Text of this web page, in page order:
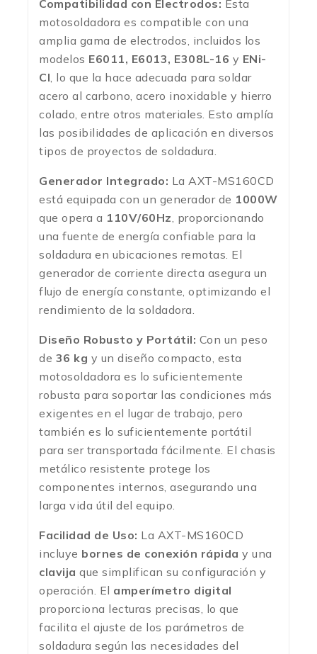
Compatibilidad con Electrodos: Esta
motosoldadora es compatible con una
amplia gama de electrodos, incluidos los
modelos E6011, E6013, E308L-16 y ENi-
CI, lo que la hace adecuada para soldar
acero al carbono, acero inoxidable y hierro
colado, entre otros materiales. Esto amplía
las posibilidades de aplicación en diversos
tipos de proyectos de soldadura.
Generador Integrado: La AXT-MS160CD
está equipada con un generador de 1000W
que opera a 110V/60Hz, proporcionando
una fuente de energía confiable para la
soldadura en ubicaciones remotas. El
generador de corriente directa asegura un
flujo de energía constante, optimizando el
rendimiento de la soldadora.
Diseño Robusto y Portátil: Con un peso
de 36 kg y un diseño compacto, esta
motosoldadora es lo suficientemente
robusta para soportar las condiciones más
exigentes en el lugar de trabajo, pero
también es lo suficientemente portátil
para ser transportada fácilmente. El chasis
metálico resistente protege los
componentes internos, asegurando una
larga vida útil del equipo.
Facilidad de Uso: La AXT-MS160CD
incluye bornes de conexión rápida y una
clavija que simplifican su configuración y
operación. El amperímetro digital
proporciona lecturas precisas, lo que
facilita el ajuste de los parámetros de
soldadura según las necesidades del